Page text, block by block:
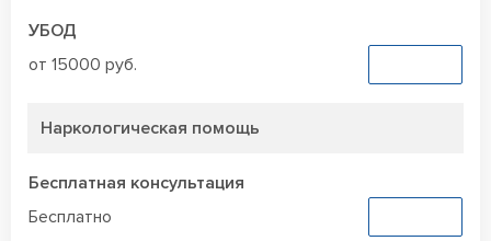
УБОД
от 15000 руб.
Наркологическая помощь
Бесплатная консультация
Бесплатно